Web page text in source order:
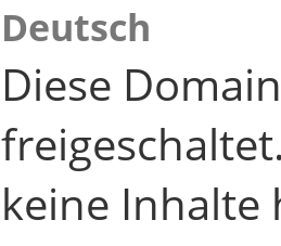
Deutsch
Diese
keine Inhalte